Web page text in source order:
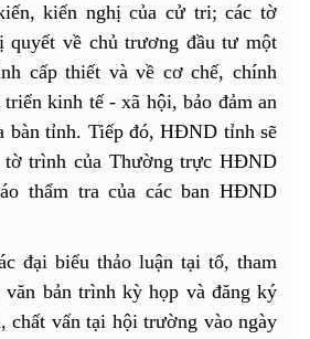
kiến nghị của cử tri; các tờ
quyết về chủ trương đầu tư một
cấp thiết và về cơ chế, chính
triển kinh tế - xã hội, bảo đảm an
bàn tỉnh. Tiếp đó, HĐND tỉnh sẽ
tờ trình của Thường trực HĐND
thẩm tra của các ban HĐND
đại biểu thảo luận tại tổ, tham
bản trình kỳ họp và đăng ký
chất vấn tại hội trường vào ngày